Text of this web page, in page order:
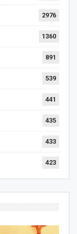
2976
1360
891
539
441
435
433
423